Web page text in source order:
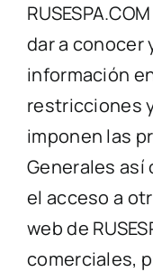
dar a conocer
información
restricciones
imponen las
Generales
el acceso a
web de
comerciales,